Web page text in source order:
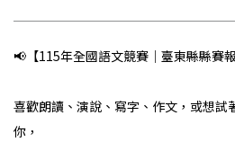
📢【115年全國語文競賽｜臺東縣縣賽報
喜歡朗讀、演說、寫字、作文，或想試
你，